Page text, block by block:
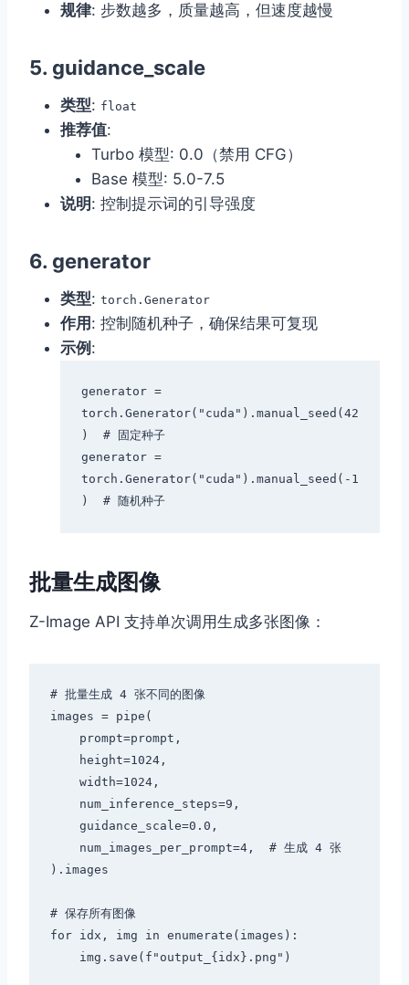
规律: 步数越多，质量越高，但速度越慢
5. guidance_scale
类型: float
推荐值:
Turbo 模型: 0.0（禁用 CFG）
Base 模型: 5.0-7.5
说明: 控制提示词的引导强度
6. generator
类型: torch.Generator
作用 : 控制随机种子，确保结果可复现
示例 :
generator =
torch.Generator("cuda").manual_seed(42
)  # 固定种子
generator =
torch.Generator("cuda").manual_seed(-1
)  # 随机种子
批量生成图像
Z-Image API 支持单次调用生成多张图像：
# 批量生成 4 张不同的图像
images = pipe(
).images
# 保存所有图像
for idx, img in enumerate(images):